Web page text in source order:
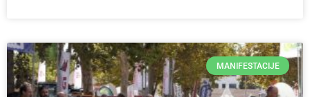
MANIFESTACIJE